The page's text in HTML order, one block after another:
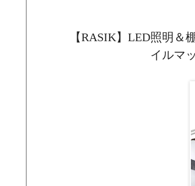
【RASIK】LED照明＆
イルマ